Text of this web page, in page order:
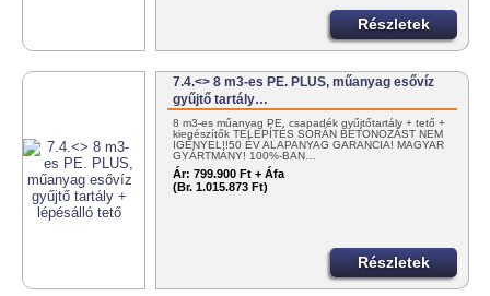
Részletek
7.4.<> 8 m3-es PE. PLUS, műanyag esővíz
gyűjtő tartály…
8 m3-es műanyag PE. csapadék gyűjtőtartály + tető +
kiegészítők TELEPÍTÉS SORÁN BETONOZÁST NEM
IGÉNYEL!!50 ÉV ALAPANYAG GARANCIA! MAGYAR
GYÁRTMÁNY! 100%-BAN…
Ár: 799.900 Ft + Áfa
(Br. 1.015.873 Ft)
Részletek